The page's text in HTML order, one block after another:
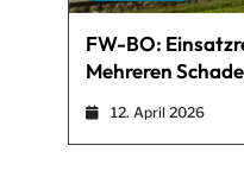
FW-BO:
Mehreren
12. April 2026